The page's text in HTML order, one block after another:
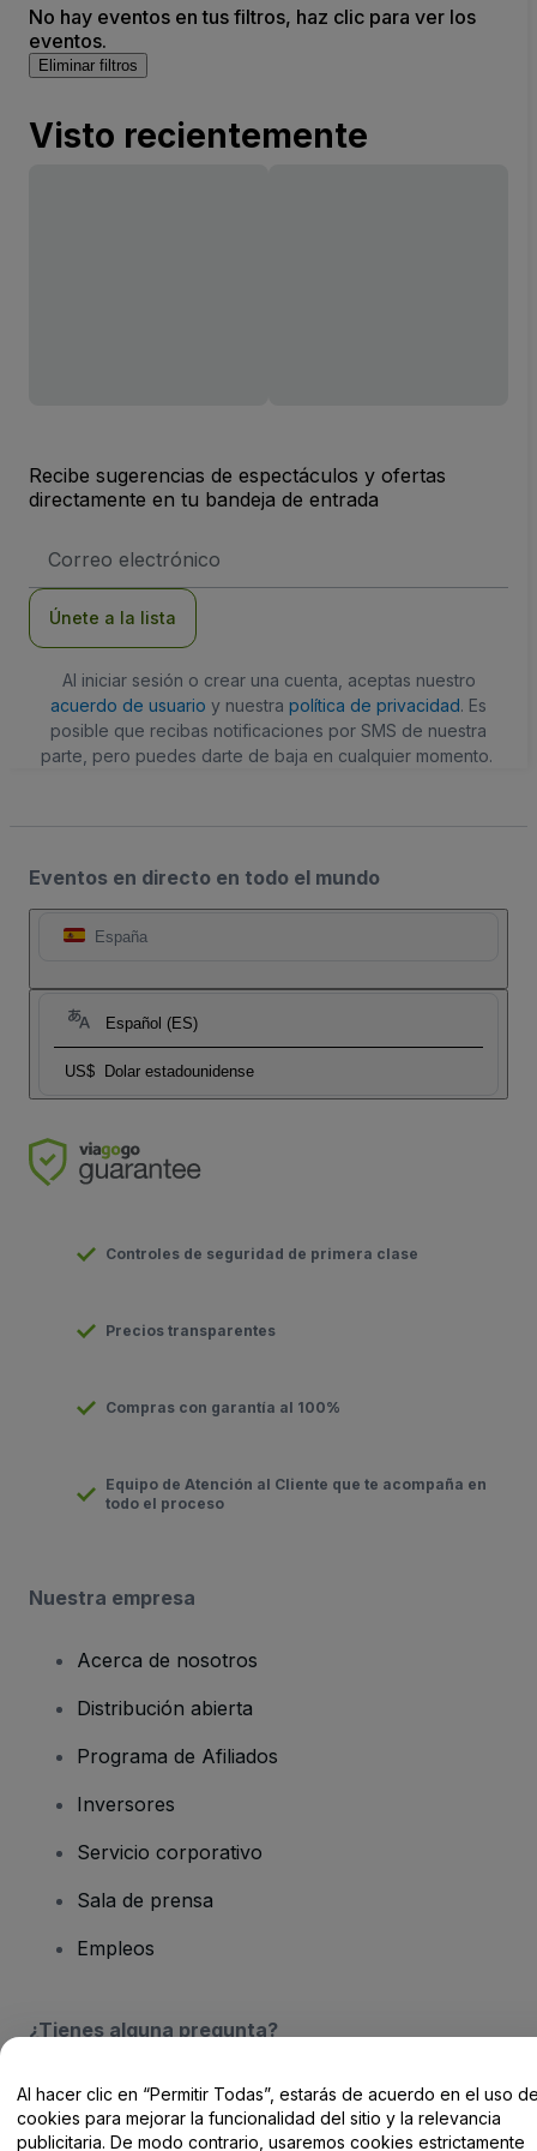
No hay eventos en tus filtros, haz clic para ver los
eventos.
Eliminar filtros
Visto recientemente
Recibe sugerencias de espectáculos y ofertas
directamente en tu bandeja de entrada
de
Únete a la lista
Al iniciar sesión o crear una cuenta, aceptas nuestro
acuerdo de usuario y nuestra política de privacidad. Es
posible que recibas notificaciones por SMS de nuestra
parte, pero puedes darte de baja en cualquier momento.
Eventos en directo en todo el mundo
España
Español (ES)
US$ Dolar estadounidense
Controles de seguridad de primera clase
Precios transparentes
Compras con garantía al 100%
Equipo de Atención al Cliente que te acompaña en
todo el proceso
Nuestra empresa
Acerca de nosotros
Distribución abierta
Programa de Afiliados
Inversores
Servicio corporativo
Sala de prensa
Empleos
¿Tienes alguna pregunta?
Centro de Ayuda / Contacto
Al hacer clic en “Permitir Todas”, estarás de acuerdo en el uso
cookies para mejorar la funcionalidad del sitio y la relevancia
publicitaria. De modo contrario, usaremos cookies estrictamente